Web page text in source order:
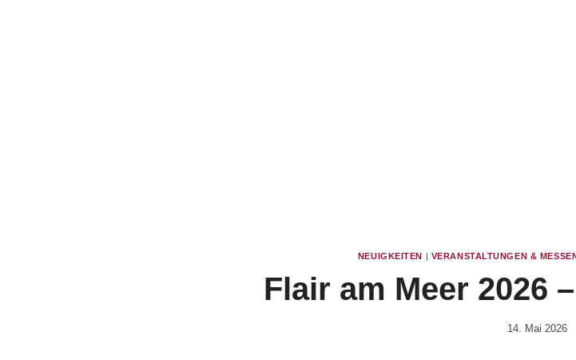
NEUIGKEITEN VERANSTALTUNGEN & MESSEN
Flair am Meer 2026
Von
14. Mai 2026